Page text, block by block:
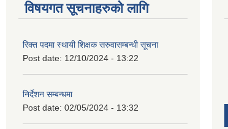
विषयगत सूचनाहरुको लागि
रिक्त पदमा स्थायी शिक्षक सरुवासम्बन्धी सूचना
Post date: 12/10/2024 - 13:22
निर्देशन सम्बन्धमा
Post date: 02/05/2024 - 13:32